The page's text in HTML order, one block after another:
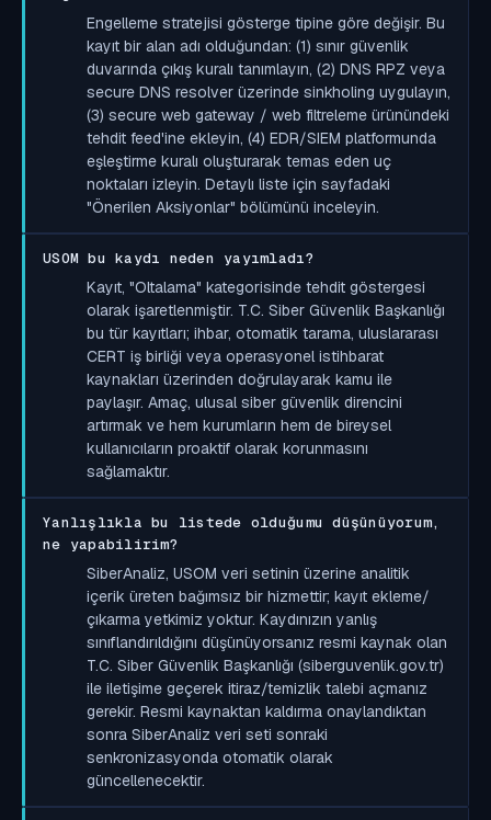
Engelleme stratejisi gösterge tipine göre değişir. Bu
kayıt bir alan adı olduğundan: (1) sınır güvenlik
duvarında çıkış kuralı tanımlayın, (2) DNS RPZ veya
secure DNS resolver üzerinde sinkholing uygulayın,
(3) secure web gateway / web filtreleme ürünündeki
tehdit feed'ine ekleyin, (4) EDR/SIEM platformunda
eşleştirme kuralı oluşturarak temas eden uç
noktaları izleyin. Detaylı liste için sayfadaki
"Önerilen Aksiyonlar" bölümünü inceleyin.
USOM bu kaydı neden yayımladı?
Kayıt, "Oltalama" kategorisinde tehdit göstergesi
olarak işaretlenmiştir. T.C. Siber Güvenlik Başkanlığı
bu tür kayıtları; ihbar, otomatik tarama, uluslararası
CERT iş birliği veya operasyonel istihbarat
kaynakları üzerinden doğrulayarak kamu ile
paylaşır. Amaç, ulusal siber güvenlik direncini
artırmak ve hem kurumların hem de bireysel
kullanıcıların proaktif olarak korunmasını
sağlamaktır.
Yanlışlıkla bu listede olduğumu düşünüyorum,
ne yapabilirim?
SiberAnaliz, USOM veri setinin üzerine analitik
içerik üreten bağımsız bir hizmettir; kayıt ekleme/
çıkarma yetkimiz yoktur. Kaydınızın yanlış
sınıflandırıldığını düşünüyorsanız resmi kaynak olan
T.C. Siber Güvenlik Başkanlığı (siberguvenlik.gov.tr)
ile iletişime geçerek itiraz/temizlik talebi açmanız
gerekir. Resmi kaynaktan kaldırma onaylandıktan
sonra SiberAnaliz veri seti sonraki
senkronizasyonda otomatik olarak
güncellenecektir.